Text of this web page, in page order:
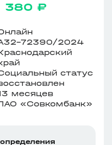
380 ₽
72390/2024
статус
месяцев
«Совкомбанк»